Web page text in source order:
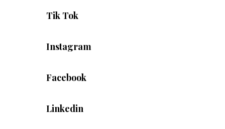
Tik Tok
Instagram
Facebook
Linkedin